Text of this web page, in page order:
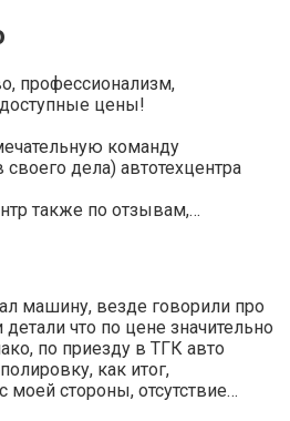
профессионализм,
цены!
команду
дела) автотехцентра
также по отзывам,…
машину, везде говорили про
что по цене значительно
по приезду в ТГК авто
как итог,
стороны, отсутствие…